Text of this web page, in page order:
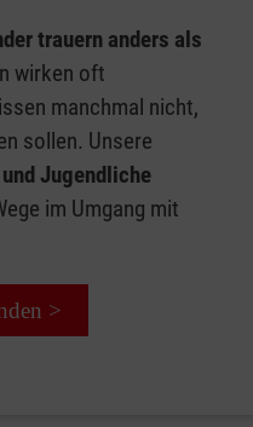
trauern anders als
wirken oft
manchmal nicht,
sollen. Unsere
Jugendliche
im Umgang mit
>